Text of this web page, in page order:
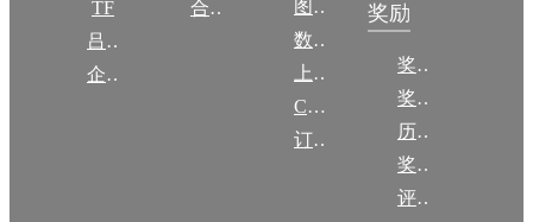
TF
吕梁振兴
企智会
合作伙伴
图集
数图编审委员会
上传/发布作品
CCF DL Focus
订阅《计算》
奖励
奖励动态
奖励目录
历年获奖名单
奖项推荐
评奖条例